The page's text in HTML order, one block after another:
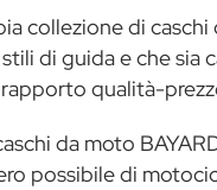
collezione di caschi
di guida e che sia
qualità-
da moto
possibile di